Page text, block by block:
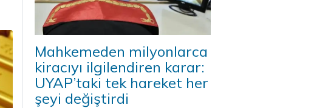
Mahkemeden milyonlarca
kiracıyı ilgilendiren karar:
UYAP’taki tek hareket her
şeyi değiştirdi